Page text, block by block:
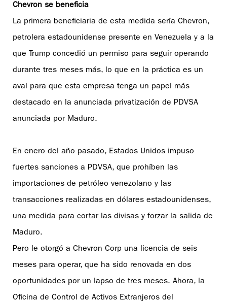
Chevron se beneficia
La primera beneficiaria de esta medida sería Chevron,
petrolera estadounidense presente en Venezuela y a la
que Trump concedió un permiso para seguir operando
durante tres meses más, lo que en la práctica es un
aval para que esta empresa tenga un papel más
destacado en la anunciada privatización de PDVSA
anunciada por Maduro.
En enero del año pasado, Estados Unidos impuso
fuertes sanciones a PDVSA, que prohíben las
importaciones de petróleo venezolano y las
transacciones realizadas en dólares estadounidenses,
una medida para cortar las divisas y forzar la salida de
Maduro.
Pero le otorgó a Chevron Corp una licencia de seis
meses para operar, que ha sido renovada en dos
oportunidades por un lapso de tres meses. Ahora, la
Oficina de Control de Activos Extranjeros del